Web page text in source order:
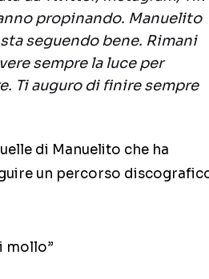
propinando. Manuelito
seguendo bene. Rimani
sempre la luce per
Ti auguro di finire sempre
di Manuelito che ha
un percorso
mollo”